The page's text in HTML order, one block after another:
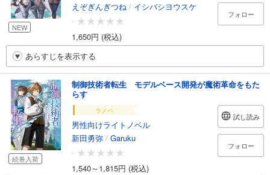
NEW
えぞぎんぎつね / イシバシヨウスケ
-
1,650円 (税込)
フォロー
あらすじを表示する
続巻入荷
制御技術者転生 モデルベース開発が魔術革命をもた
らす
ラノベ
男性向けライトノベル
新田勇弥 / Garuku
-
1,540～1,815円 (税込)
試し読み
フォロー